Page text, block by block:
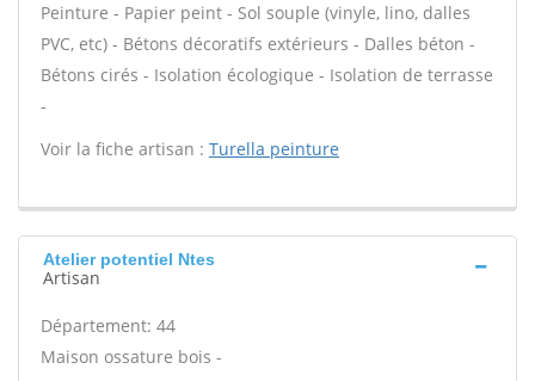
Peinture - Papier peint - Sol souple (vinyle, lino, dalles
PVC, etc) - Bétons décoratifs extérieurs - Dalles béton -
Bétons cirés - Isolation écologique - Isolation de terrasse
-
Voir la fiche artisan : Turella peinture
Atelier potentiel Ntes
Artisan
Département: 44
Maison ossature bois -